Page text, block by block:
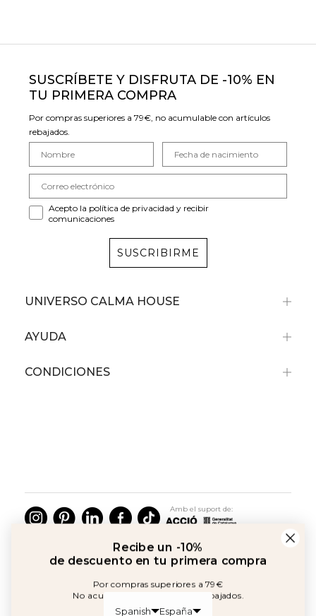
SUSCRÍBETE Y DISFRUTA DE -10% EN
TU PRIMERA COMPRA
Por compras superiores a 79€, no acumulable con artículos
rebajados.
Acepto la política de privacidad y recibir
comunicaciones
SUSCRIBIRME
UNIVERSO CALMA HOUSE
AYUDA
CONDICIONES
Amb el suport de:
©2026 Copyright Calma House Todos los derechos reservados
Spanish España
OBTÉN UN -10% DE DESCUENTO